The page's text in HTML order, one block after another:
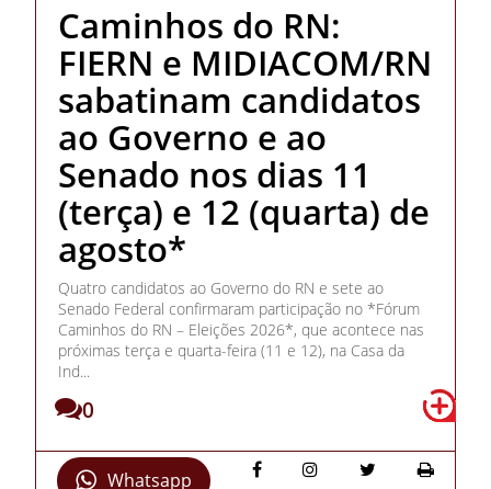
Caminhos do RN:
FIERN e MIDIACOM/RN
sabatinam candidatos
ao Governo e ao
Senado nos dias 11
(terça) e 12 (quarta) de
agosto*
Quatro candidatos ao Governo do RN e sete ao
Senado Federal confirmaram participação no *Fórum
Caminhos do RN – Eleições 2026*, que acontece nas
próximas terça e quarta-feira (11 e 12), na Casa da
Ind...
0
Whatsapp